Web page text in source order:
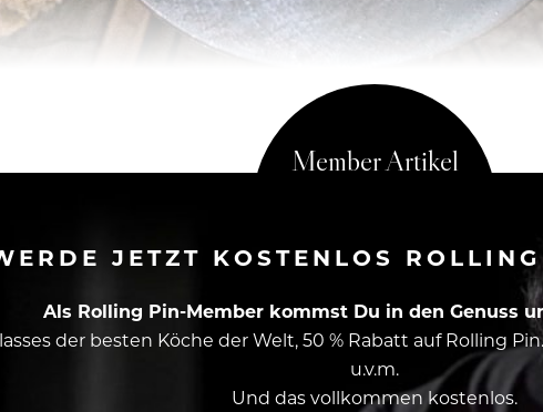
JETZT KOSTENLOS
Als Rolling Pin-Member kommst Du in den Genuss
der besten Köche der Welt, 50 % Rabatt auf Rolling
u.v.m.
Und das vollkommen kostenlos.